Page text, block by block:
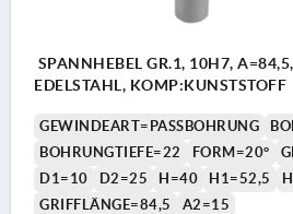
SPANNHEBEL GR.1, 10H7,
EDELSTAHL, KOMP:KUNSTSTOFF
GEWINDEART=PASSBOHRUNG
BOHRUNGTIEFE=22
FORM=20°
D1=10
D2=25 H=40 H1=52,5
GRIFFLÄNGE=84,5
A2=15